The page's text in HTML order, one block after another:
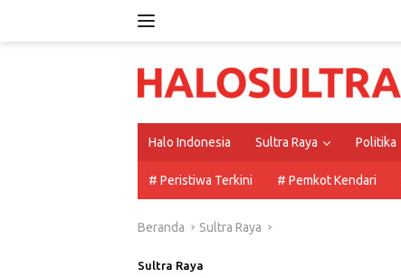
Halo Indonesia Sultra Raya Politika
# Peristiwa Terkini # Pemkot Kendari
Beranda Sultra Raya
Sultra Raya